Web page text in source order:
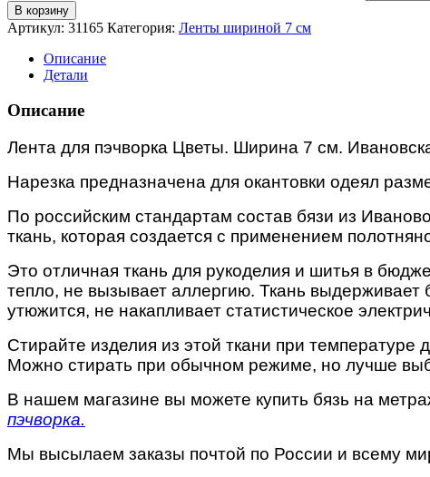
В корзину
Артикул: 31165 Категория: Ленты шириной 7 см
Описание
Детали
Описание
Лента для пэчворка Цветы. Ширина 7 см.
Нарезка предназначена для окантовки одеял
По российским стандартам состав бязи из
ткань, которая создается с применением
Это отличная ткань для рукоделия и шитья в
тепло, не вызывает аллергию. Ткань выдерживает
утюжится, не накапливает статистическое
Стирайте изделия из этой ткани при температуре
Можно стирать при обычном режиме, но лучше
В нашем магазине вы можете купить бязь на
пэчворка.
Мы высылаем заказы почтой по России и всему